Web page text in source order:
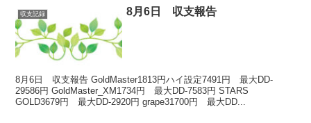
収支記録 8月6日 収支報告
8月6日 収支報告 GoldMaster1813円ハイ設定7491円 最大DD-
29586円 GoldMaster_XM1734円 最大DD-7583円 STARS
GOLD3679円 最大DD-2920円 grape31700円 最大DD...